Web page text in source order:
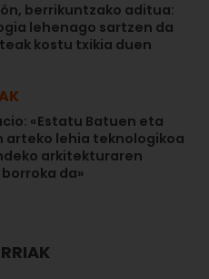
berrikuntzako aditua:
lehenago sartzen da
kostu txikia duen
«Estatu Batuen eta
arteko lehia teknologikoa
arkitekturaren
da»